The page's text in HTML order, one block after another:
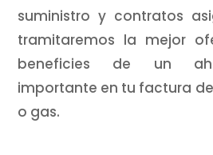
suministro y contratos
tramitaremos la mejor
beneficies de un
importante en tu factura
o gas.